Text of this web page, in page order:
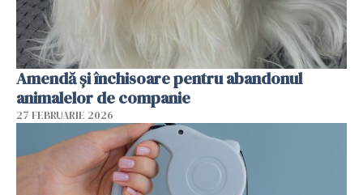
Amendă și închisoare pentru abandonul
animalelor de companie
27 FEBRUARIE 2026